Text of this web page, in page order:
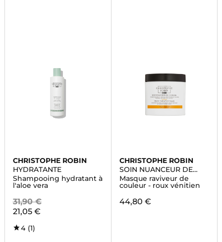
CHRISTOPHE ROBIN
HYDRATANTE
Shampooing hydratant à
l'aloe vera
31,90 €
21,05 €
4 (1)
CHRISTOPHE ROBIN
SOIN NUANCEUR DE
COULEUR
Masque raviveur de
couleur - roux vénitien
44,80 €